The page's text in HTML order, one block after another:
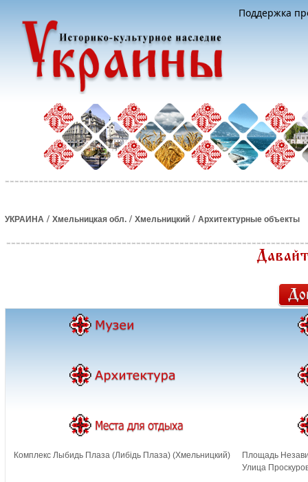
Поддержка
УКРАИНА / Хмельницкая обл. / Хмельницкий / Архитектурные объекты
Комплекс Лыбидь Плаза (Либiдь Плаза) (Хмельницкий)
Площадь
Улица